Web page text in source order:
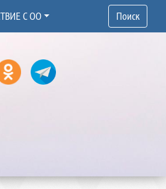
С ОО Поиск